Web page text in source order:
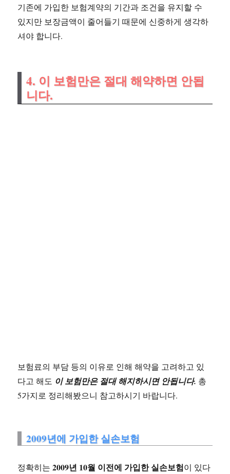
기존에 가입한 보험계약의 기간과 조건을 유지할 수
있지만 보장금액이 줄어들기 때문에 신중하게 생각하
셔야 합니다.
4. 이 보험만은 절대 해약하면 안됩
니다.
보험료의 부담 등의 이유로 인해 해약을 고려하고 있
다고 해도 이 보험만은 절대 해지하시면 안됩니다. 총
5가지로 정리해봤으니 참고하시기 바랍니다.
2009년에 가입한 실손보험
정확히는2009년 10월 이전에 가입한 실손보험이 있다